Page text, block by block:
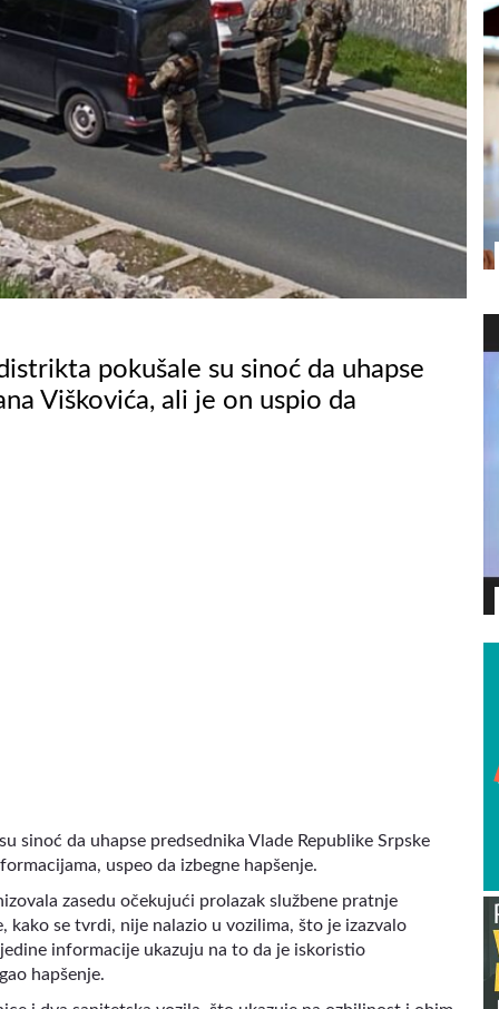
pokušale su sinoć da uhapse
Viškovića, ali je on uspio da
sinoć da uhapse predsednika Vlade Republike Srpske
uspeo da izbegne hapšenje.
zasedu očekujući prolazak službene pratnje
se tvrdi, nije nalazio u vozilima, što je izazvalo
informacije ukazuju na to da je iskoristio
hapšenje.